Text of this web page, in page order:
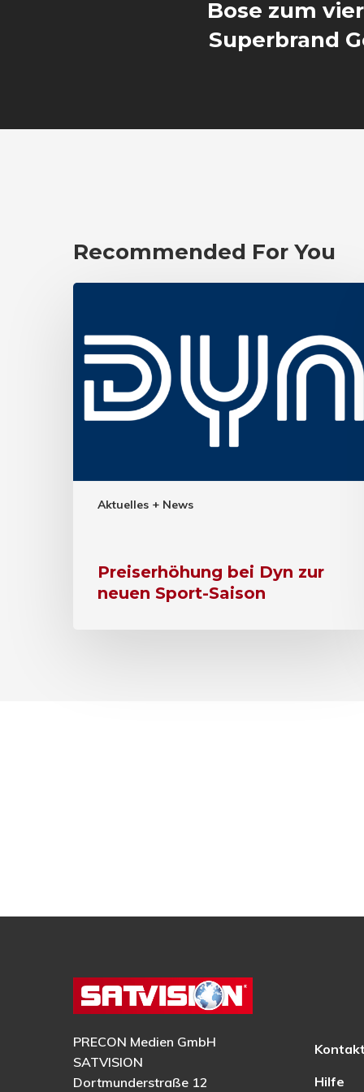
Bose zum
Superbrand
Recommended For You
Aktuelles + News
Preiserhöhung bei Dyn zur
neuen Sport-Saison
PRECON Medien GmbH
SATVISION
Dortmunderstraße 12
Hilfe